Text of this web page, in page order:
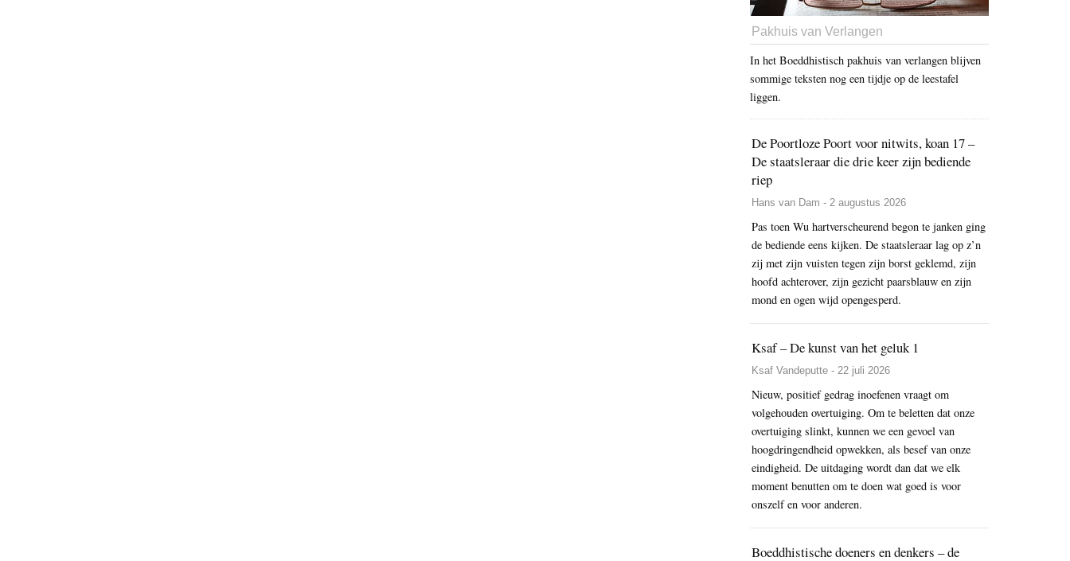
Pakhuis van Verlangen
In het Boeddhistisch pakhuis van verlangen blijven
sommige teksten nog een tijdje op de leestafel
liggen.
De Poortloze Poort voor nitwits, koan 17 –
De staatsleraar die drie keer zijn bediende
riep
Hans van Dam - 2 augustus 2026
Pas toen Wu hartverscheurend begon te janken ging
de bediende eens kijken. De staatsleraar lag op z’n
zij met zijn vuisten tegen zijn borst geklemd, zijn
hoofd achterover, zijn gezicht paarsblauw en zijn
mond en ogen wijd opengesperd.
Ksaf – De kunst van het geluk 1
Ksaf Vandeputte - 22 juli 2026
Nieuw, positief gedrag inoefenen vraagt om
volgehouden overtuiging. Om te beletten dat onze
overtuiging slinkt, kunnen we een gevoel van
hoogdringendheid opwekken, als besef van onze
eindigheid. De uitdaging wordt dan dat we elk
moment benutten om te doen wat goed is voor
onszelf en voor anderen.
Boeddhistische doeners en denkers – de